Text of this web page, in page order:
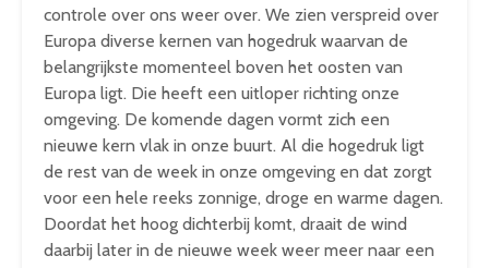
controle over ons weer over. We zien verspreid over
Europa diverse kernen van hogedruk waarvan de
belangrijkste momenteel boven het oosten van
Europa ligt. Die heeft een uitloper richting onze
omgeving. De komende dagen vormt zich een
nieuwe kern vlak in onze buurt. Al die hogedruk ligt
de rest van de week in onze omgeving en dat zorgt
voor een hele reeks zonnige, droge en warme dagen.
Doordat het hoog dichterbij komt, draait de wind
daarbij later in de nieuwe week weer meer naar een